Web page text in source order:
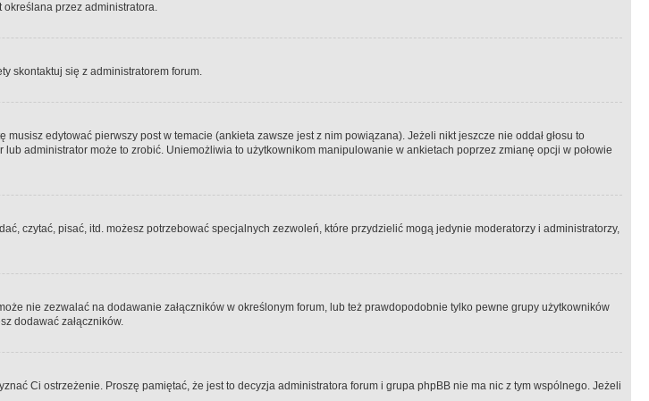
przez administratora.
skontaktuj się z administratorem forum.
edytować pierwszy post w temacie (ankieta zawsze jest z nim powiązana). Jeżeli nikt jeszcze nie oddał głosu to
administrator może to zrobić. Uniemożliwia to użytkownikom manipulowanie w ankietach poprzez zmianę opcji w połowie
czytać, pisać, itd. możesz potrzebować specjalnych zezwoleń, które przydzielić mogą jedynie moderatorzy i administratorzy,
nie zezwalać na dodawanie załączników w określonym forum, lub też prawdopodobnie tylko pewne grupy użytkowników
dodawać załączników.
Ci ostrzeżenie. Proszę pamiętać, że jest to decyzja administratora forum i grupa phpBB nie ma nic z tym wspólnego. Jeżeli